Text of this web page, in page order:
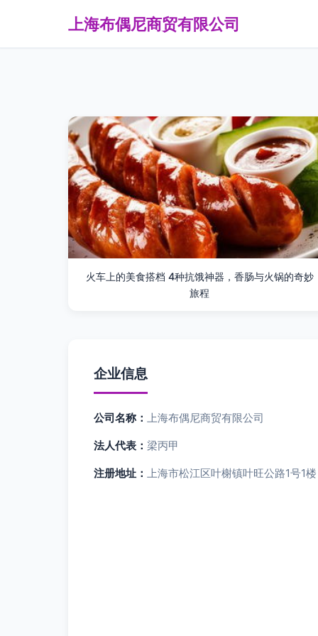
上海布偶尼商贸有限公司
火车上的美食搭档 4种抗饿神器，香肠与火锅的奇妙
旅程
企业信息
公司名称： 上海布偶尼商贸有限公司
法人代表： 梁丙甲
注册地址： 上海市松江区叶榭镇叶旺公路1号1楼